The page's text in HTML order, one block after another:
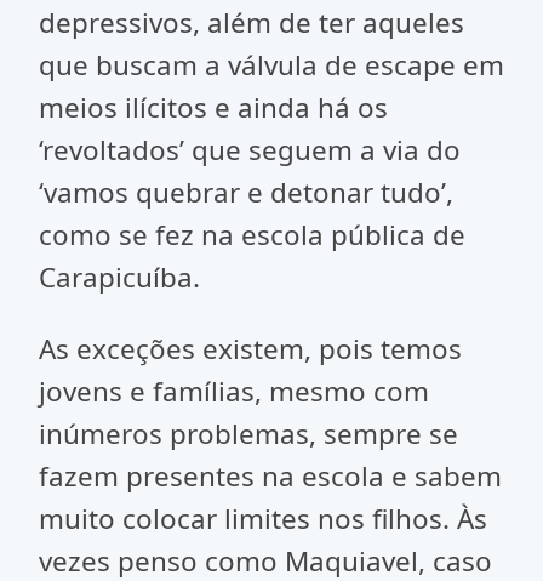
depressivos, além de ter aqueles
que buscam a válvula de escape em
meios ilícitos e ainda há os
‘revoltados’ que seguem a via do
‘vamos quebrar e detonar tudo’,
como se fez na escola pública de
Carapicuíba.
As exceções existem, pois temos
jovens e famílias, mesmo com
inúmeros problemas, sempre se
fazem presentes na escola e sabem
muito colocar limites nos filhos. Às
vezes penso como Maquiavel, caso